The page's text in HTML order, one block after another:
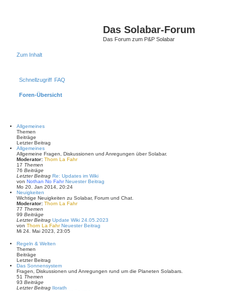
Das Solabar-Forum
Das Forum zum P&P Solabar
Zum Inhalt
Schnellzugriff FAQ
Foren-Übersicht
Allgemeines
Themen
Beiträge
Letzter Beitrag
Allgemeines
Allgemeine Fragen, Diskussionen und Anregungen über Solabar.
Moderator: Thorn La Fahr
17 Themen
76 Beiträge
Letzter Beitrag Re: Updates im Wiki
von Nothan No Fahr Neuester Beitrag
Mo 20. Jan 2014, 20:24
Neuigkeiten
Wichtige Neuigkeiten zu Solabar, Forum und Chat.
Moderator: Thorn La Fahr
77 Themen
99 Beiträge
Letzter Beitrag Update Wiki 24.05.2023
von Thorn La Fahr Neuester Beitrag
Mi 24. Mai 2023, 23:05
Regeln & Welten
Themen
Beiträge
Letzter Beitrag
Das Sonnensystem
Fragen, Diskussionen und Anregungen rund um die Planeten Solabars.
51 Themen
93 Beiträge
Letzter Beitrag Ilorath